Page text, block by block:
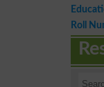
Roll